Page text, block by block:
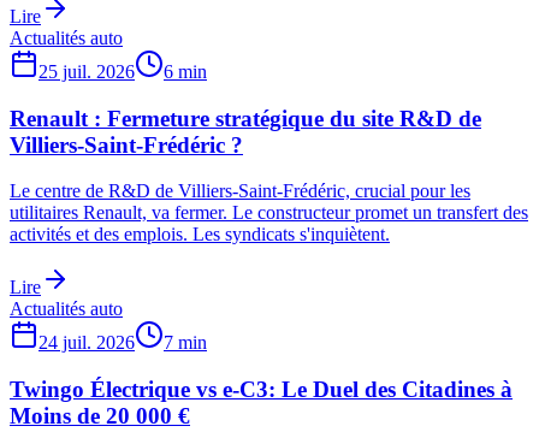
Lire
Actualités auto
25 juil. 2026
6 min
Renault : Fermeture stratégique du site R&D de
Villiers-Saint-Frédéric ?
Le centre de R&D de Villiers-Saint-Frédéric, crucial pour les
utilitaires Renault, va fermer. Le constructeur promet un transfert des
activités et des emplois. Les syndicats s'inquiètent.
Lire
Actualités auto
24 juil. 2026
7 min
Twingo Électrique vs e-C3: Le Duel des Citadines à
Moins de 20 000 €